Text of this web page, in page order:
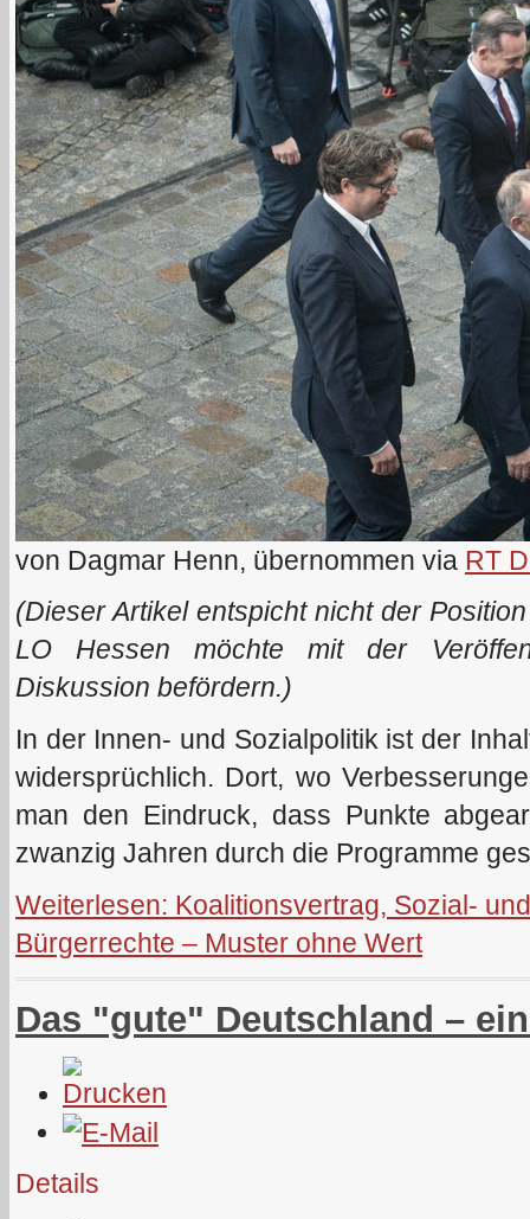
von Dagmar Henn, übernommen via RT
(Dieser Artikel entspicht nicht der
LO Hessen möchte mit der
Diskussion befördern.)
In der Innen- und Sozialpolitik ist der
widersprüchlich. Dort, wo
man den Eindruck, dass Punkte
zwanzig Jahren durch die Programme
Weiterlesen: Koalitionsvertrag, Sozial-
Bürgerrechte – Muster ohne Wert
Das "gute" Deutschland –
Details